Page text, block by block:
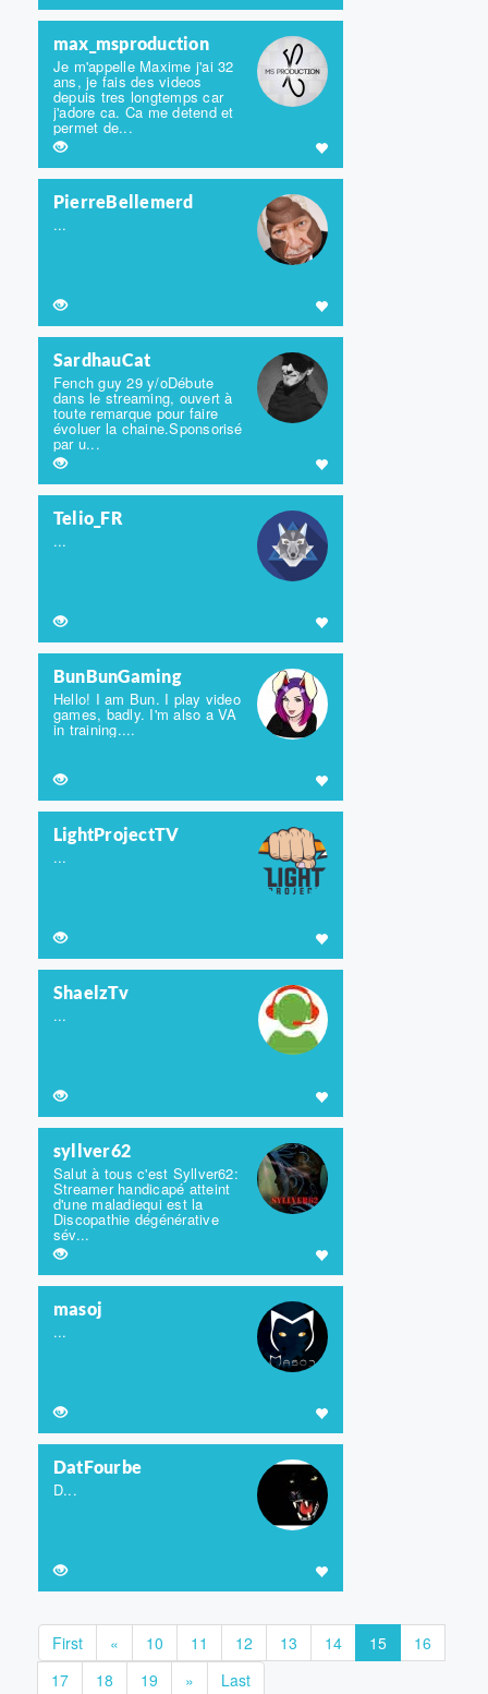
max_msproduction
Je m'appelle Maxime j'ai 32
ans, je fais des videos
depuis tres longtemps car
j'adore ca. Ca me detend et
permet de...
PierreBellemerd
...
SardhauCat
Fench guy 29 y/oDébute
dans le streaming, ouvert à
toute remarque pour faire
évoluer la chaine.Sponsorisé
par u...
Telio_FR
...
BunBunGaming
Hello! I am Bun. I play video
games, badly. I'm also a VA
in training....
LightProjectTV
...
ShaelzTv
...
syllver62
Salut à tous c'est Syllver62:
Streamer handicapé atteint
d'une maladiequi est la
Discopathie dégénérative
sév...
masoj
...
DatFourbe
D...
First « 10 11 12 13 14 15
16
17
18 19 » Last